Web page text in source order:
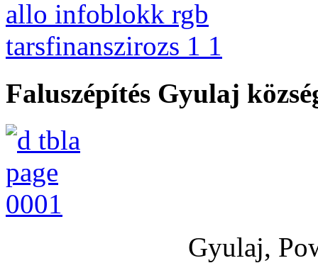
Faluszépítés Gyulaj
Gyulaj,